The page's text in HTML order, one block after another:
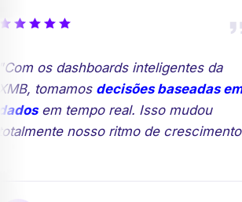
os dashboards inteligentes da
tomamosdecisões baseadas em
em tempo real. Isso mudou
nosso ritmo de crescimento."